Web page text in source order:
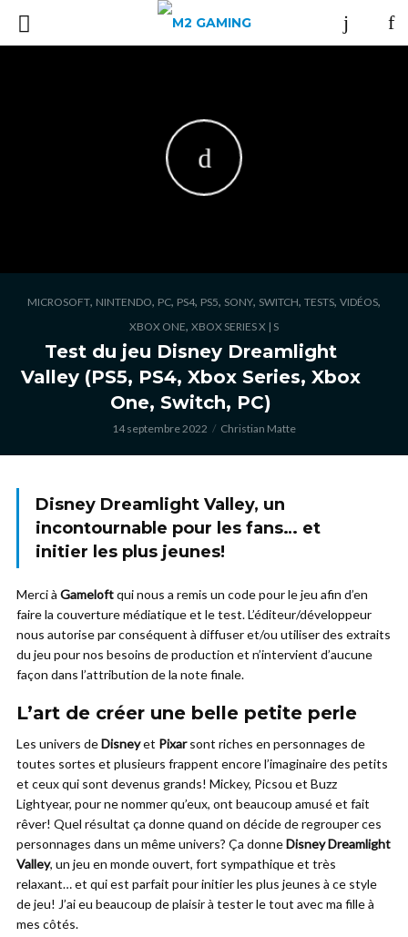
MICROSOFT, NINTENDO, PC, PS4, PS5, SONY, SWITCH, TESTS, VIDÉOS,
XBOX ONE, XBOX SERIES X | S
Test du jeu Disney Dreamlight
Valley (PS5, PS4, Xbox Series, Xbox
One, Switch, PC)
14 septembre 2022 Christian Matte
Disney Dreamlight Valley, un
incontournable pour les fans… et
initier les plus jeunes!
Merci à Gameloftqui nous a remis un code pour le jeu afin d’en
faire la couverture médiatique et le test. L’éditeur/développeur
nous autorise par conséquent à diffuser et/ou utiliser des extraits
du jeu pour nos besoins de production et n’intervient d’aucune
façon dans l’attribution de la note finale.
L’art de créer une belle petite perle
Les univers deDisneyet Pixarsont riches en personnages de
toutes sortes et plusieurs frappent encore l’imaginaire des petits
et ceux qui sont devenus grands! Mickey, Picsou et Buzz
Lightyear, pour ne nommer qu’eux, ont beaucoup amusé et fait
rêver! Quel résultat ça donne quand on décide de regrouper ces
personnages dans un même univers? Ça donneDisney Dreamlight
Valley, un jeu en monde ouvert, fort sympathique et très
relaxant… et qui est parfait pour initier les plus jeunes à ce style
de jeu! J’ai eu beaucoup de plaisir à tester le tout avec ma fille à
mes côtés.